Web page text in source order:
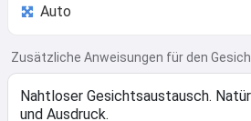
Zusätzliche Anweisungen für den